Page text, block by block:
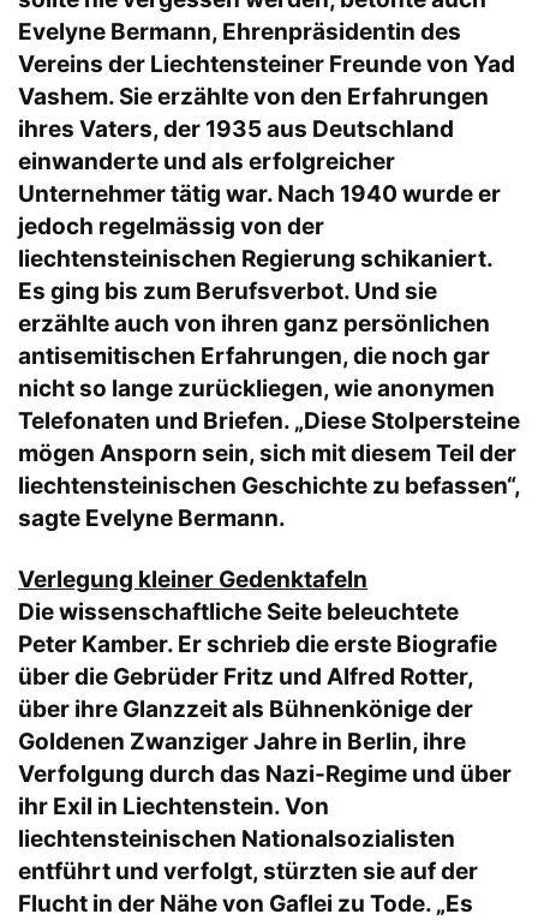
Evelyne Bermann, Ehrenpräsidentin des
Vereins der Liechtensteiner Freunde von Yad
Vashem. Sie erzählte von den Erfahrungen
ihres Vaters, der 1935 aus Deutschland
einwanderte und als erfolgreicher
Unternehmer tätig war. Nach 1940 wurde er
jedoch regelmässig von der
liechtensteinischen Regierung schikaniert.
Es ging bis zum Berufsverbot. Und sie
erzählte auch von ihren ganz persönlichen
antisemitischen Erfahrungen, die noch gar
nicht so lange zurückliegen, wie anonymen
Telefonaten und Briefen. „Diese Stolpersteine
mögen Ansporn sein, sich mit diesem Teil der
liechtensteinischen Geschichte zu befassen“,
sagte Evelyne Bermann.
Verlegung kleiner Gedenktafeln
Die wissenschaftliche Seite beleuchtete
Peter Kamber. Er schrieb die erste Biografie
über die Gebrüder Fritz und Alfred Rotter,
über ihre Glanzzeit als Bühnenkönige der
Goldenen Zwanziger Jahre in Berlin, ihre
Verfolgung durch das Nazi-Regime und über
ihr Exil in Liechtenstein. Von
liechtensteinischen Nationalsozialisten
entführt und verfolgt, stürzten sie auf der
Flucht in der Nähe von Gaflei zu Tode. „Es